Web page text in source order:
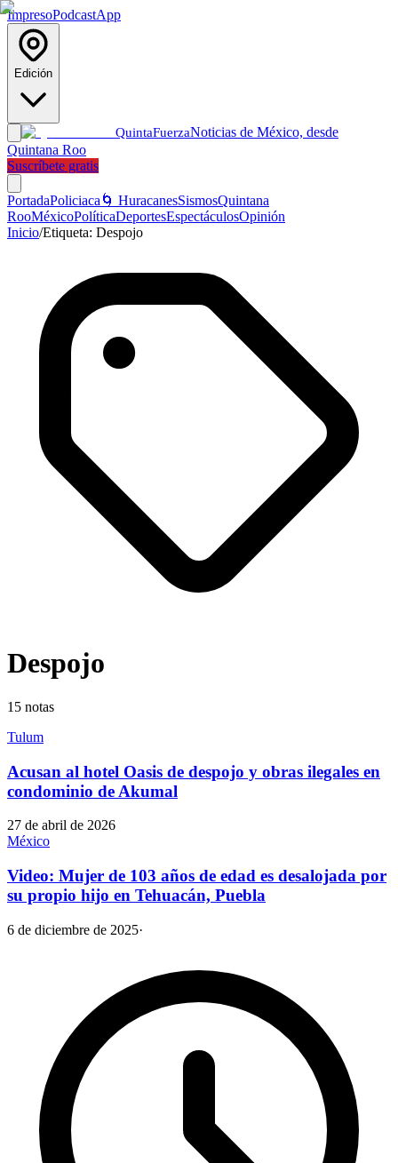
ImpresoPodcastApp
Edición
QuintaFuerzaNoticias de México, desde
Quintana Roo
Suscríbete gratis
PortadaPoliciaca 🌀 HuracanesSismosQuintana
RooMéxicoPolíticaDeportesEspectáculosOpinión
Inicio/Etiqueta: Despojo
Despojo
15 notas
Tulum
Acusan al hotel Oasis de despojo y obras ilegales en
condominio de Akumal
27 de abril de 2026
México
Video: Mujer de 103 años de edad es desalojada por
su propio hijo en Tehuacán, Puebla
6 de diciembre de 2025·